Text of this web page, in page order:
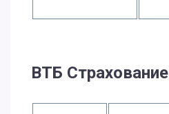
ВТБ Страхование